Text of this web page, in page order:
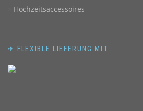
Hochzeitsaccessoires
✈ FLEXIBLE LIEFERUNG MIT